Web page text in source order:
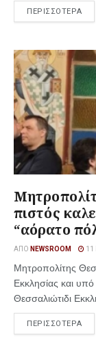
ΠΕΡΙΣΣΟΤΕΡΑ
πιστός
“αόρατο
ΑΠΌ NEWSROOM 11
Μητροπολίτης
Εκκλησίας και
Θεσσαλιώτιδι
ΠΕΡΙΣΣΟΤΕΡΑ